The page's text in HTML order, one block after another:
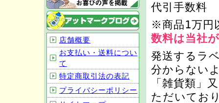
店舗概要
お支払い・送料につい
て
特定商取引法の表記
プライバシーポリシー
代引手数料
※商品1万円
数料は当社
発送するラ
分からない
「雑貨類」
ただいてお